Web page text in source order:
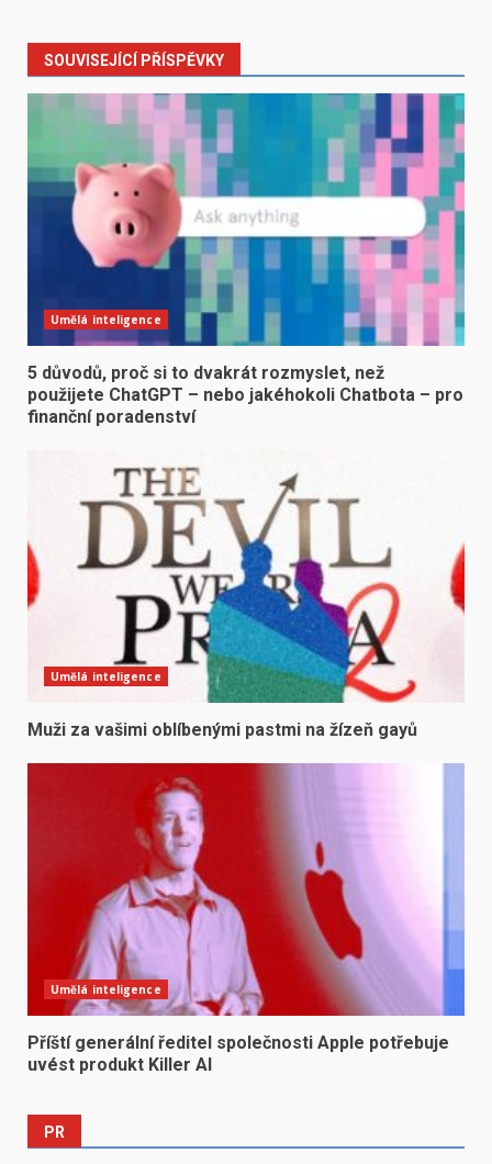
SOUVISEJÍCÍ PŘÍSPĚVKY
Umělá inteligence
5 důvodů, proč si to dvakrát rozmyslet, než
použijete ChatGPT – nebo jakéhokoli Chatbota – pro
finanční poradenství
Umělá inteligence
Muži za vašimi oblíbenými pastmi na žízeň gayů
Umělá inteligence
Příští generální ředitel společnosti Apple potřebuje
uvést produkt Killer AI
PR